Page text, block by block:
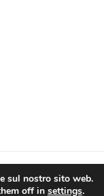
- P.Iva:
sul nostro sito web.
off in settings.